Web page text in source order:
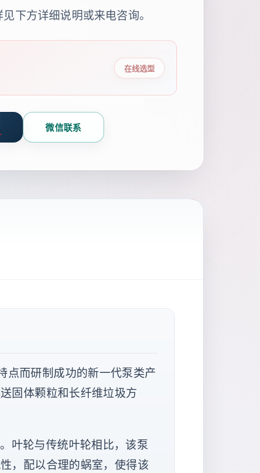
下方详细说明或来电咨询。
在线选型
微信联系
点而研制成功的新一代泵类产
固体颗粒和长纤维垃圾方
叶轮与传统叶轮相比，该泵
，配以合理的蜗室，使得该